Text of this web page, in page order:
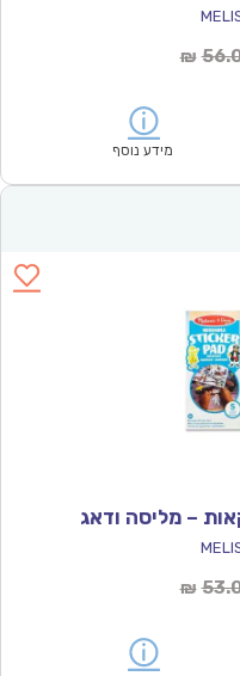
₪
מידע נוסף
– מליסה ודאג
₪